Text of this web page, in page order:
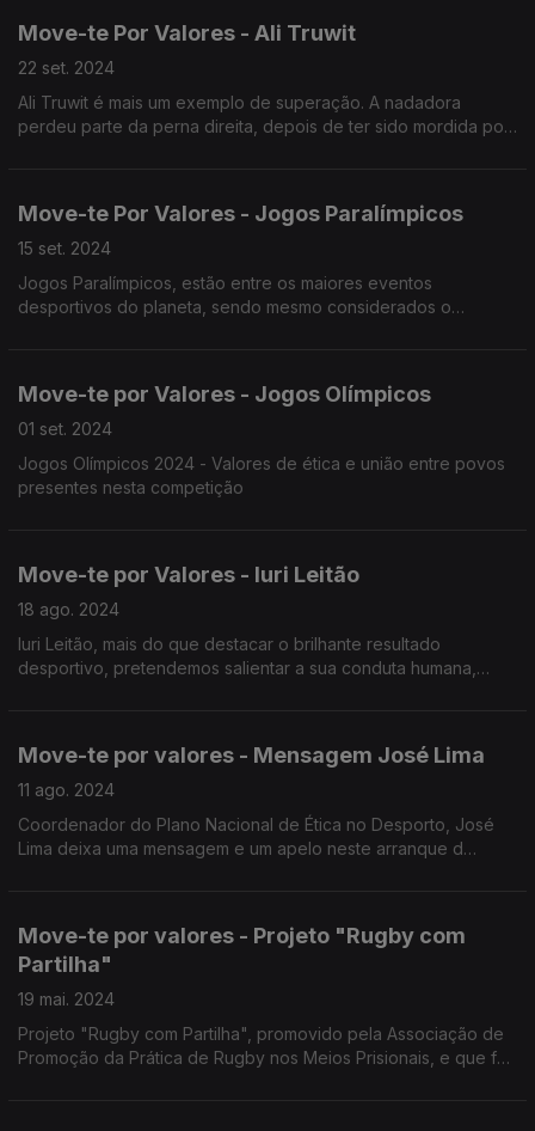
Move-te Por Valores - Ali Truwit
22 set. 2024
Ali Truwit é mais um exemplo de superação. A nadadora
perdeu parte da perna direita, depois de ter sido mordida por
Move-te Por Valores - Jogos Paralímpicos
15 set. 2024
Jogos Paralímpicos, estão entre os maiores eventos
desportivos do planeta, sendo mesmo considerados o
Move-te por Valores - Jogos Olímpicos
01 set. 2024
Jogos Olímpicos 2024 - Valores de ética e união entre povos
presentes nesta competição
Move-te por Valores - Iuri Leitão
18 ago. 2024
Iuri Leitão, mais do que destacar o brilhante resultado
desportivo, pretendemos salientar a sua conduta humana,
Move-te por valores - Mensagem José Lima
11 ago. 2024
Coordenador do Plano Nacional de Ética no Desporto, José
Lima deixa uma mensagem e um apelo neste arranque d
Move-te por valores - Projeto "Rugby com
Partilha"
19 mai. 2024
Projeto "Rugby com Partilha", promovido pela Associação de
Promoção da Prática de Rugby nos Meios Prisionais, e que foi